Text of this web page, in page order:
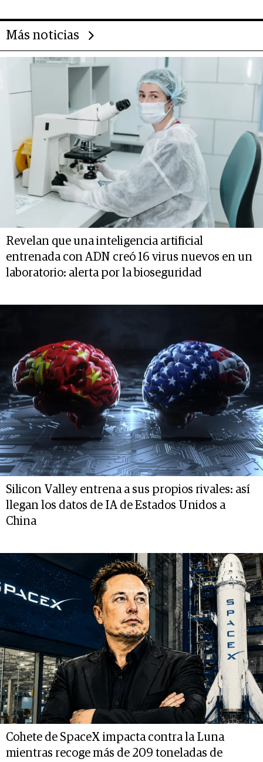
Más noticias
Revelan que una inteligencia artificial
entrenada con ADN creó 16 virus nuevos en un
laboratorio: alerta por la bioseguridad
Silicon Valley entrena a sus propios rivales: así
llegan los datos de IA de Estados Unidos a
China
Cohete de SpaceX impacta contra la Luna
mientras recoge más de 209 toneladas de